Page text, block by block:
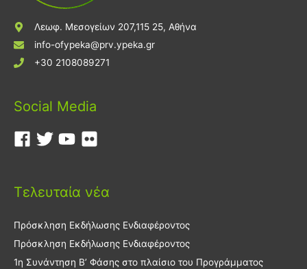
Λεωφ. Μεσογείων 207,115 25, Αθήνα
info-ofypeka@prv.ypeka.gr
+30 2108089271
Social Media
Τελευταία νέα
Πρόσκληση Εκδήλωσης Ενδιαφέροντος
Πρόσκληση Εκδήλωσης Ενδιαφέροντος
1η Συνάντηση Β’ Φάσης στο πλαίσιο του Προγράμματος